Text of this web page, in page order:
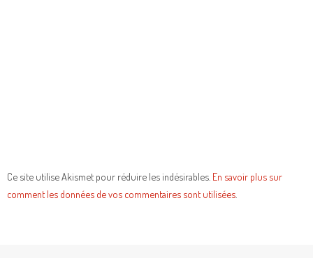
Ce site utilise Akismet pour réduire les indésirables. En savoir plus sur
comment les données de vos commentaires sont utilisées